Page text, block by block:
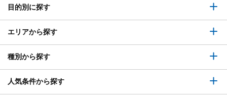
目的別に探す
エリアから探す
種別から探す
人気条件から探す